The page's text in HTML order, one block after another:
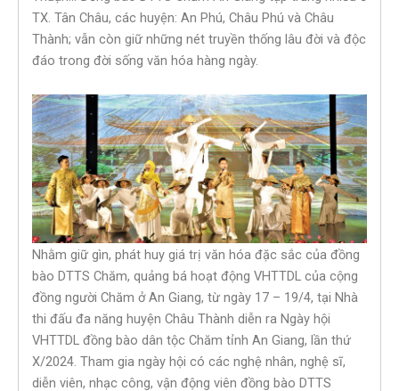
TX. Tân Châu, các huyện: An Phú, Châu Phú và Châu
Thành; vẫn còn giữ những nét truyền thống lâu đời và độc
đáo trong đời sống văn hóa hàng ngày.
Nhằm giữ gìn, phát huy giá trị văn hóa đặc sắc của đồng
bào DTTS Chăm, quảng bá hoạt động VHTTDL của cộng
đồng người Chăm ở An Giang, từ ngày 17 – 19/4, tại Nhà
thi đấu đa năng huyện Châu Thành diễn ra Ngày hội
VHTTDL đồng bào dân tộc Chăm tỉnh An Giang, lần thứ
X/2024. Tham gia ngày hội có các nghệ nhân, nghệ sĩ,
diễn viên, nhạc công, vận động viên đồng bào DTTS